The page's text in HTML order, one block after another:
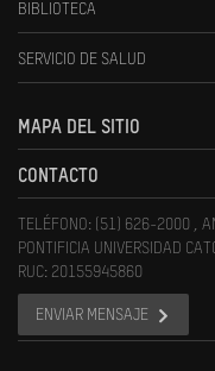
BIBLIOTECA
SERVICIO DE SALUD
MAPA DEL SITIO
CONTACTO
TELÉFONO: (51) 626-2000 ,
PONTIFICIA UNIVERSIDAD
RUC: 20155945860
ENVIAR MENSAJE